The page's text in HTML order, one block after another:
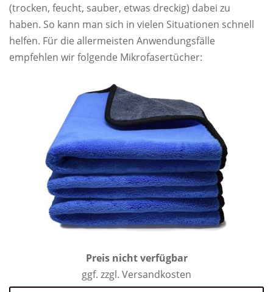
(trocken, feucht, sauber, etwas dreckig) dabei zu
haben. So kann man sich in vielen Situationen schnell
helfen. Für die allermeisten Anwendungsfälle
empfehlen wir folgende Mikrofasertücher:
Preis nicht verfügbar
ggf. zzgl. Versandkosten